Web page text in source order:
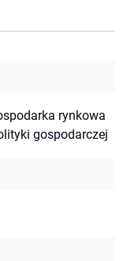
rynkowa
gospodarczej